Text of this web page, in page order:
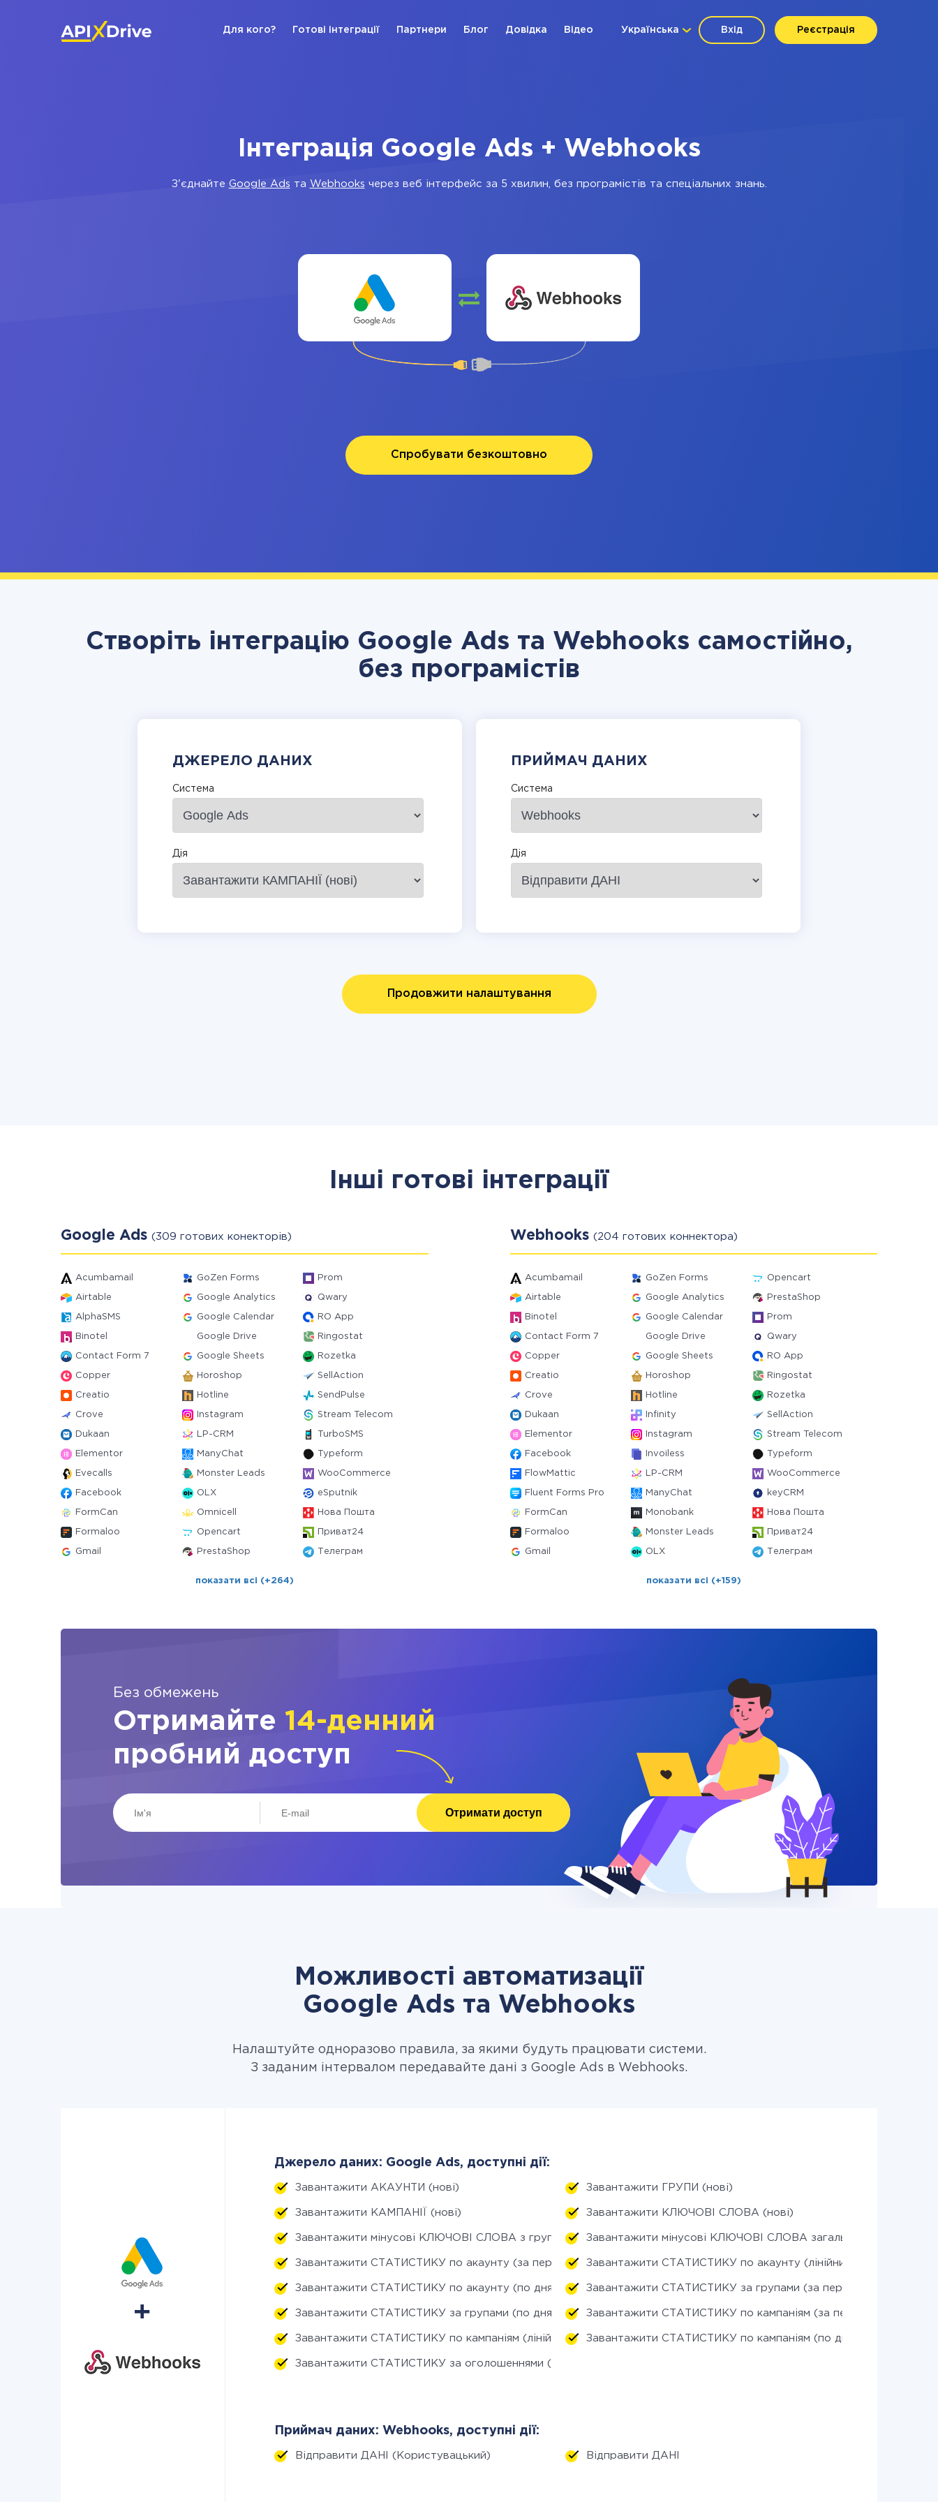
Вхід Реєстрація
Українська
Для кого? Готові інтеграції Партнери Блог Довідка Відео
Інтеграція Google Ads + Webhooks
З'єднайте Google Ads та Webhooks через веб інтерфейс за 5 хвилин, без програмістів та спеціальних знань.
Спробувати безкоштовно
Створіть інтеграцію Google Ads та Webhooks самостійно,
без програмістів
ДЖЕРЕЛО ДАНИХ
Система
Дія
ПРИЙМАЧ ДАНИХ
Система
Дія
Продовжити налаштування
Інші готові інтеграції
Google Ads (309 готових конекторів)
Acumbamail GoZen Forms Prom
Airtable Google Analytics Qwary
AlphaSMS Google Calendar RO App
Binotel Google Drive Ringostat
Contact Form 7 Google Sheets Rozetka
Copper Horoshop SellAction
Creatio Hotline SendPulse
Crove Instagram Stream Telecom
Dukaan LP-CRM TurboSMS
Elementor ManyChat Typeform
Evecalls Monster Leads WooCommerce
Facebook OLX eSputnik
FormCan Omnicell Нова Пошта
Formaloo Opencart Приват24
Gmail PrestaShop Телеграм
показати всі (+264)
Webhooks (204 готових коннектора)
Acumbamail GoZen Forms Opencart
Airtable Google Analytics PrestaShop
Binotel Google Calendar Prom
Contact Form 7 Google Drive Qwary
Copper Google Sheets RO App
Creatio Horoshop Ringostat
Crove Hotline Rozetka
Dukaan Infinity SellAction
Elementor Instagram Stream Telecom
Facebook Invoiless Typeform
FlowMattic LP-CRM WooCommerce
Fluent Forms Pro ManyChat keyCRM
FormCan Monobank Нова Пошта
Formaloo Monster Leads Приват24
Gmail OLX Телеграм
показати всі (+159)
Без обмежень
Отримайте 14-денний
пробний доступ
Отримати доступ
Можливості автоматизації
Google Ads та Webhooks
Налаштуйте одноразово правила, за якими будуть працювати системи.
З заданим інтервалом передавайте дані з Google Ads в Webhooks.
Джерело даних: Google Ads, доступні дії:
Завантажити АКАУНТИ (нові) Завантажити ГРУПИ (нові)
Завантажити КАМПАНІЇ (нові) Завантажити КЛЮЧОВІ СЛОВА (нові)
Завантажити мінусові КЛЮЧОВІ СЛОВА з груп (нові)Завантажити мінусові КЛЮЧОВІ СЛОВА загального списку
Завантажити СТАТИСТИКУ по акаунту (за період) Завантажити СТАТИСТИКУ по акаунту (лінійний прогноз)
Завантажити СТАТИСТИКУ по акаунту (по днях) Завантажити СТАТИСТИКУ за групами (за період)
Завантажити СТАТИСТИКУ за групами (по днях) Завантажити СТАТИСТИКУ по кампаніям (за період)
Завантажити СТАТИСТИКУ по кампаніям (лінійний прогноз)Завантажити СТАТИСТИКУ по кампаніям (по днях)
Завантажити СТАТИСТИКУ за оголошеннями (по днях)
Приймач даних: Webhooks, доступні дії:
Відправити ДАНІ (Користувацький) Відправити ДАНІ